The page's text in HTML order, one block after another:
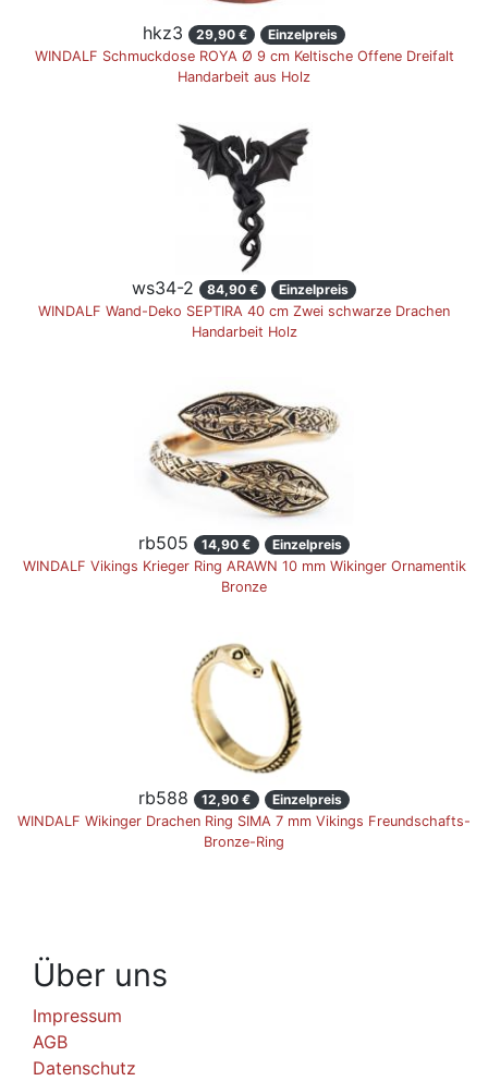
hkz3 29,90 €
Einzelpreis
WINDALF Schmuckdose ROYA Ø 9 cm Keltische Offene Dreifalt
Handarbeit aus Holz
ws34-2 84,90 €
Einzelpreis
WINDALF Wand-Deko SEPTIRA 40 cm Zwei schwarze Drachen
Handarbeit Holz
rb505 14,90 €
Einzelpreis
WINDALF Vikings Krieger Ring ARAWN 10 mm Wikinger Ornamentik
Bronze
rb588 12,90 €
Einzelpreis
WINDALF Wikinger Drachen Ring SIMA 7 mm Vikings Freundschafts-
Bronze-Ring
Über uns
Impressum
AGB
Datenschutz